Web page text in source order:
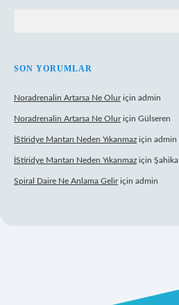
SON YORUMLAR
Noradrenalin Artarsa Ne Oluriçin admin
Noradrenalin Artarsa Ne Oluriçin Gülseren
İStiridye Mantarı Neden Yıkanmaz için admin
İStiridye Mantarı Neden Yıkanmaz için Şahika
Spiral Daire Ne Anlama Geliriçin admin